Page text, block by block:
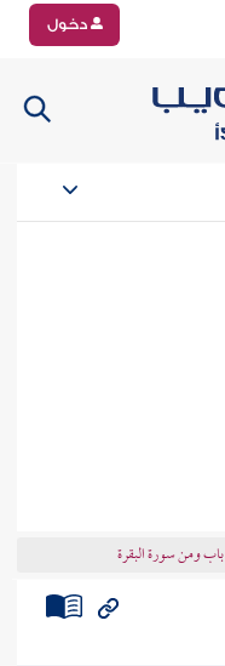
دخول
باب ومن سورة البقرة